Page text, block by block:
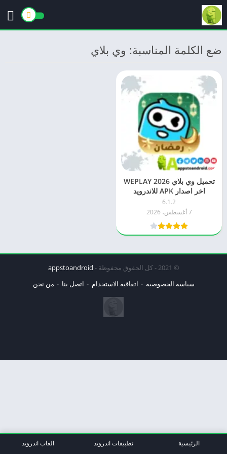
ضع الكلمة المناسبة: وي بلاي
تحميل وي بلاي 2026 WEPLAY
اخر اصدار APK للاندرويد
6.1.2
7 أغسطس، 2026
© 2021 - كل الحقوق محفوظة -
appstoandroid
سياسة الخصوصية
اتفاقية الاستخدام اتصل بنا من نحن
الرئيسية تطبيقات اندرويد العاب اندرويد